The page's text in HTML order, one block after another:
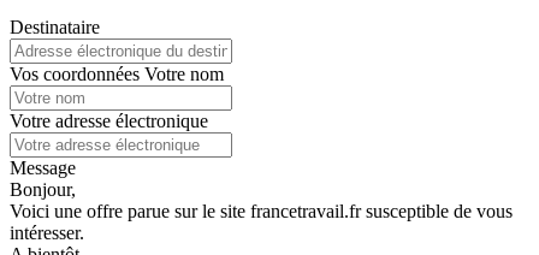
Destinataire
Vos coordonnées Votre nom
Votre adresse électronique
Message
Bonjour,
Voici une offre parue sur le site francetravail.fr susceptible de vous
intéresser.